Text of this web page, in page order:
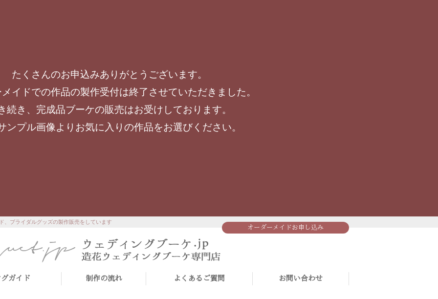
たくさんのお申込みありがとうございます。
イドでの作品の製作受付は終了させていただきました。
続き、完成品ブーケの販売はお受けしております。
ンプル画像よりお気に入りの作品をお選びください。
、ブライダルグッズの製作販売をしています
ガイド 制作の流れ よくあるご質問 お問い合わせ
オーダーメイドお申し込み